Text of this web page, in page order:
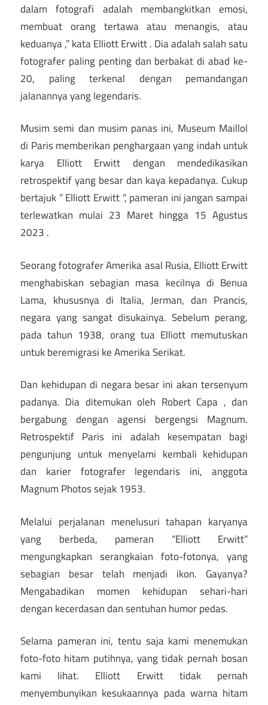
dalam fotografi adalah membangkitkan emosi,
membuat orang tertawa atau menangis, atau
keduanya ,” kata Elliott Erwitt . Dia adalah salah satu
fotografer paling penting dan berbakat di abad ke-
20, paling terkenal dengan pemandangan
jalanannya yang legendaris.
Musim semi dan musim panas ini, Museum Maillol
di Paris memberikan penghargaan yang indah untuk
karya Elliott Erwitt dengan mendedikasikan
retrospektif yang besar dan kaya kepadanya. Cukup
bertajuk ” Elliott Erwitt “, pameran ini jangan sampai
terlewatkan mulai 23 Maret hingga 15 Agustus
2023 .
Seorang fotografer Amerika asal Rusia, Elliott Erwitt
menghabiskan sebagian masa kecilnya di Benua
Lama, khususnya di Italia, Jerman, dan Prancis,
negara yang sangat disukainya. Sebelum perang,
pada tahun 1938, orang tua Elliott memutuskan
untuk beremigrasi ke Amerika Serikat.
Dan kehidupan di negara besar ini akan tersenyum
padanya. Dia ditemukan oleh Robert Capa , dan
bergabung dengan agensi bergengsi Magnum.
Retrospektif Paris ini adalah kesempatan bagi
pengunjung untuk menyelami kembali kehidupan
dan karier fotografer legendaris ini, anggota
Magnum Photos sejak 1953.
Melalui perjalanan menelusuri tahapan karyanya
yang berbeda, pameran “Elliott Erwitt”
mengungkapkan serangkaian foto-fotonya, yang
sebagian besar telah menjadi ikon. Gayanya?
Mengabadikan momen kehidupan sehari-hari
dengan kecerdasan dan sentuhan humor pedas.
Selama pameran ini, tentu saja kami menemukan
foto-foto hitam putihnya, yang tidak pernah bosan
kami lihat. Elliott Erwitt tidak pernah
menyembunyikan kesukaannya pada warna hitam